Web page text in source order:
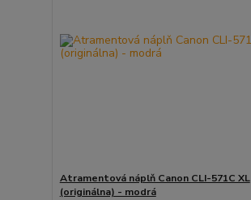
Atramentová náplň Canon CLI-571C XL
(originálna) - modrá